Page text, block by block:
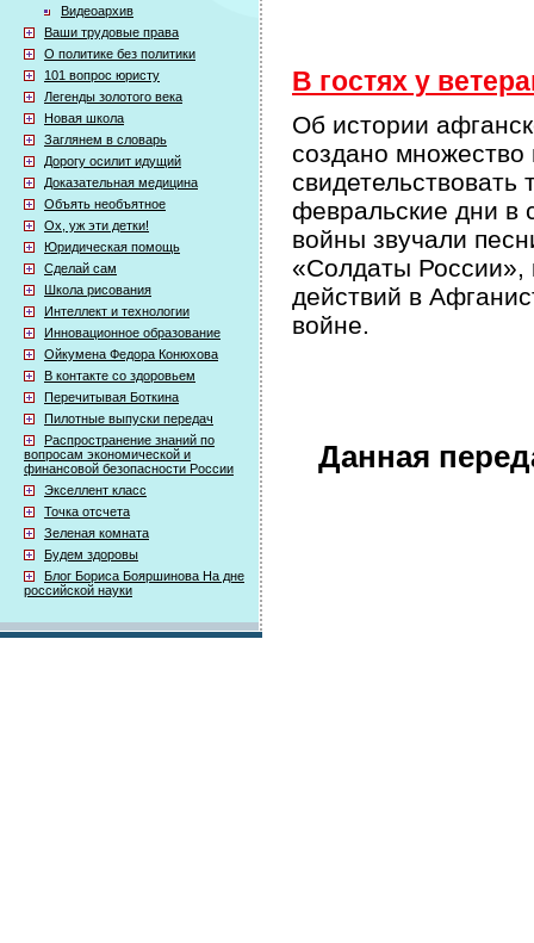
Видеоархив
Ваши трудовые права
О политике без политики
101 вопрос юристу
Легенды золотого века
Новая школа
Заглянем в словарь
Дорогу осилит идущий
Доказательная медицина
Объять необъятное
Ох, уж эти детки!
Юридическая помощь
Сделай сам
Школа рисования
Интеллект и технологии
Инновационное образование
Ойкумена Федора Конюхова
В контакте со здоровьем
Перечитывая Боткина
Пилотные выпуски передач
Распространение знаний по
вопросам экономической и
финансовой безопасности России
Экселлент класс
Точка отсчета
Зеленая комната
Будем здоровы
Блог Бориса Бояршинова На дне
российской науки
В гостях у
Об истории
создано
февральские дни в
войны звучали
«Солдаты России»,
действий в
войне.
Данная